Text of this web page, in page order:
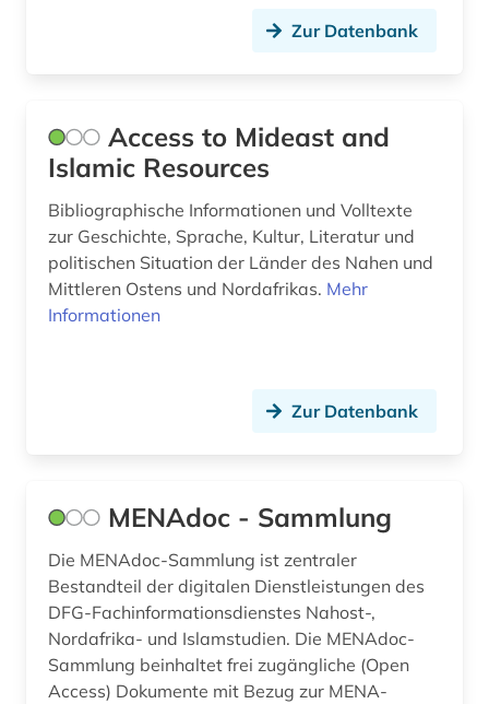
Zur Datenbank
Access to Mideast and
Islamic Resources
Bibliographische Informationen und Volltexte
zur Geschichte, Sprache, Kultur, Literatur und
politischen Situation der Länder des Nahen und
Mittleren Ostens und Nordafrikas. Mehr
Informationen
Zur Datenbank
MENAdoc - Sammlung
Die MENAdoc-Sammlung ist zentraler
Bestandteil der digitalen Dienstleistungen des
DFG-Fachinformationsdienstes Nahost-,
Nordafrika- und Islamstudien. Die MENAdoc-
Sammlung beinhaltet frei zugängliche (Open
Access) Dokumente mit Bezug zur MENA-